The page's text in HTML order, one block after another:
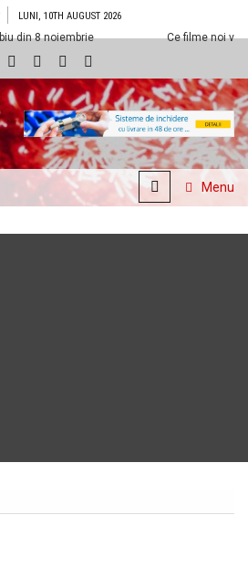
LUNI, 10TH AUGUST 2026
Ce filme noi vedem la
Menu